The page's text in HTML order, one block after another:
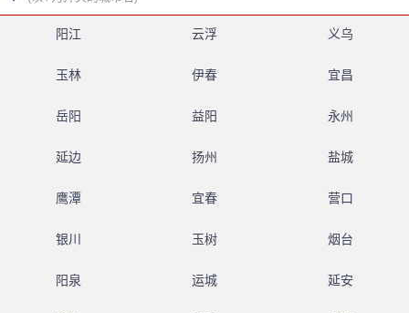
阳江 云浮 义乌
玉林 伊春 宜昌
岳阳 益阳 永州
延边 扬州 盐城
鹰潭 宜春 营口
银川 玉树 烟台
阳泉 运城 延安